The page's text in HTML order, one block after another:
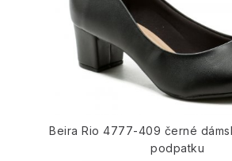
Beira Rio 4777-409 černé
podpatku